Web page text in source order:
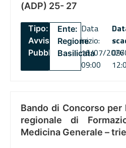
(ADP) 25- 27
Tipo:
Avviso
Pubblico
Ente:
Regione
Basilicata
Data
inizio:
16/07/2026
09:00
09/
Bando di Concorso per
regionale di
Medicina Generale –